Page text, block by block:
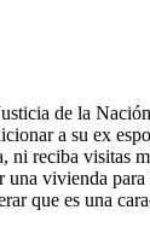
de la
a su ex
ni reciba visitas
vivienda para
que es una